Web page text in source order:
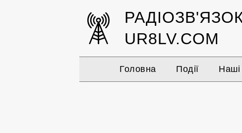
UR8LV.COM
Головна Події Наші